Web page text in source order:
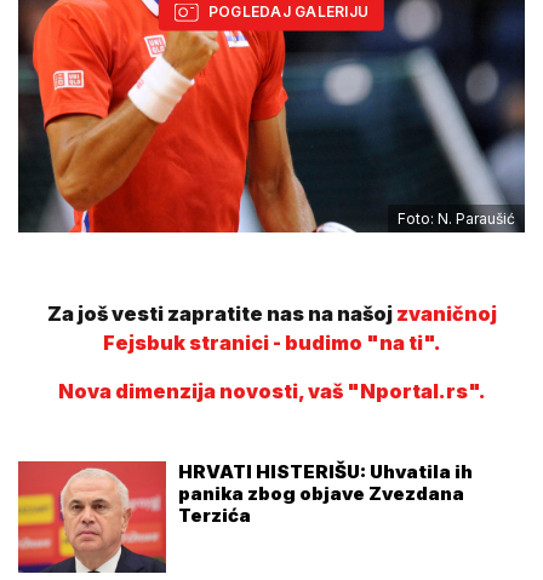
Foto: N. Paraušić
POGLEDAJ GALERIJU
Za još vesti zapratite nas na našoj zvaničnoj
Fejsbuk stranici - budimo "na ti".
Nova dimenzija novosti, vaš "Nportal.rs".
HRVATI HISTERIŠU: Uhvatila ih
panika zbog objave Zvezdana
Terzića